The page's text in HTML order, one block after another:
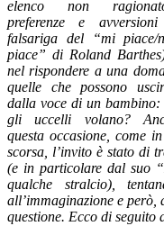
elenco non
preferenze e
falsariga del “mi piace/
piace” di Roland
nel rispondere a una
quelle che possono
dalla voce di un bambino:
gli uccelli volano?
questa occasione, come
scorsa, l’invito è stato di
(e in particolare dal suo
qualche stralcio),
all’immaginazione e però,
questione. Ecco di seguito